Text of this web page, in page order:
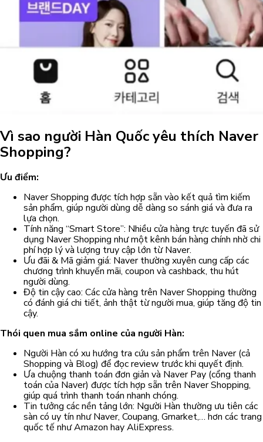
Vì sao người Hàn Quốc yêu thích Naver
Shopping?
Ưu điểm:
Naver Shopping được tích hợp sẵn vào kết quả tìm kiếm
sản phẩm, giúp người dùng dễ dàng so sánh giá và đưa ra
lựa chọn.
Tính năng “Smart Store”: Nhiều cửa hàng trực tuyến đã sử
dụng Naver Shopping như một kênh bán hàng chính nhờ chi
phí hợp lý và lượng truy cập lớn từ Naver.
Ưu đãi & Mã giảm giá: Naver thường xuyên cung cấp các
chương trình khuyến mãi, coupon và cashback, thu hút
người dùng.
Độ tin cậy cao: Các cửa hàng trên Naver Shopping thường
có đánh giá chi tiết, ảnh thật từ người mua, giúp tăng độ tin
cậy.
Thói quen mua sắm online của người Hàn:
Người Hàn có xu hướng tra cứu sản phẩm trên Naver (cả
Shopping và Blog) để đọc review trước khi quyết định.
Ưa chuộng thanh toán đơn giản và Naver Pay (cổng thanh
toán của Naver) được tích hợp sẵn trên Naver Shopping,
giúp quá trình thanh toán nhanh chóng.
Tin tưởng các nền tảng lớn: Người Hàn thường ưu tiên các
sàn có uy tín như Naver, Coupang, Gmarket,… hơn các trang
quốc tế như Amazon hay AliExpress.